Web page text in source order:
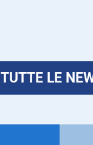
TUTTE LE